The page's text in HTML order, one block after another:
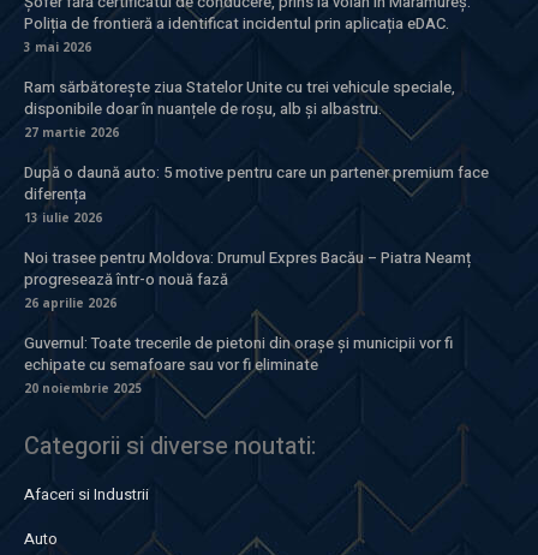
Poliția de frontieră a identificat incidentul prin aplicația eDAC.
3 mai 2026
Ram sărbătorește ziua Statelor Unite cu trei vehicule speciale,
disponibile doar în nuanțele de roșu, alb și albastru.
27 martie 2026
După o daună auto: 5 motive pentru care un partener premium face
diferența
13 iulie 2026
Noi trasee pentru Moldova: Drumul Expres Bacău – Piatra Neamț
progresează într-o nouă fază
26 aprilie 2026
Guvernul: Toate trecerile de pietoni din orașe și municipii vor fi
echipate cu semafoare sau vor fi eliminate
20 noiembrie 2025
Categorii si diverse noutati:
Afaceri si Industrii
Auto